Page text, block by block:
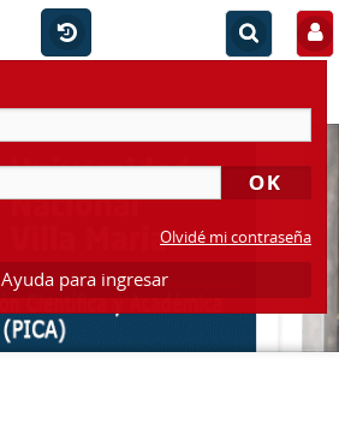
Olvidé mi contraseña
Ayuda para ingresar